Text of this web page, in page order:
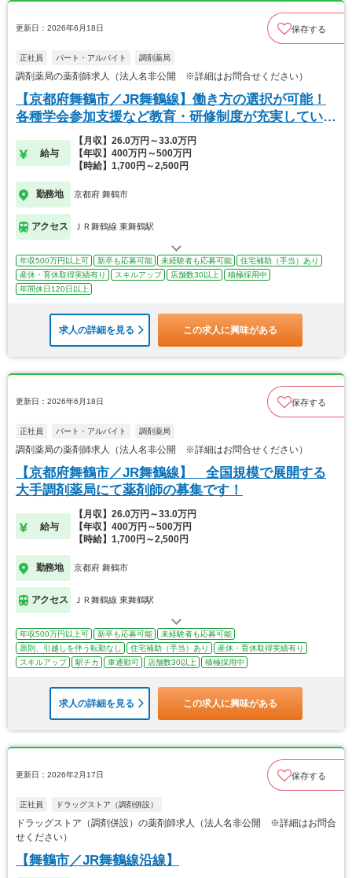
更新日：2026年6月18日 保存する
正社員 パート・アルバイト 調剤薬局
調剤薬局の薬剤師求人（法人名非公開 ※詳細はお問合せください）
【京都府舞鶴市／JR舞鶴線】働き方の選択が可能！
各種学会参加支援など教育・研修制度が充実していま
給与
【月収】26.0万円～33.0万円
【年収】400万円～500万円
【時給】1,700円～2,500円
勤務地 京都府 舞鶴市
アクセス ＪＲ舞鶴線 東舞鶴駅
年収500万円以上可 新卒も応募可能 未経験者も応募可能
住宅補助（手当）あり
産休・育休取得実績有り
スキルアップ 店舗数30以上
積極採用中
年間休日120日以上
求人の詳細を見る この求人に興味がある
更新日：2026年6月18日 保存する
正社員 パート・アルバイト 調剤薬局
調剤薬局の薬剤師求人（法人名非公開 ※詳細はお問合せください）
【京都府舞鶴市／JR舞鶴線】 全国規模で展開する
大手調剤薬局にて薬剤師の募集です！
給与
【月収】26.0万円～33.0万円
【年収】400万円～500万円
【時給】1,700円～2,500円
勤務地 京都府 舞鶴市
アクセス ＪＲ舞鶴線 東舞鶴駅
年収500万円以上可 新卒も応募可能
未経験者も応募可能
原則、引越しを伴う転勤なし
住宅補助（手当）あり
産休・育休取得実績有り
スキルアップ
駅チカ 車通勤可 店舗数30以上 積極採用中
求人の詳細を見る この求人に興味がある
更新日：2026年2月17日 保存する
正社員 ドラッグストア（調剤併設）
ドラッグストア（調剤併設）の薬剤師求人（法人名非公開 ※詳細はお問合
せください）
【舞鶴市／JR舞鶴線沿線】